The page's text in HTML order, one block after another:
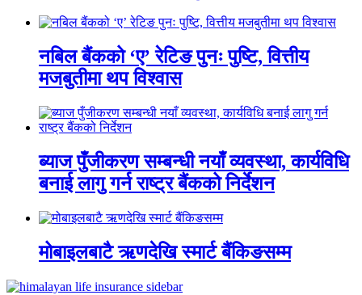
नबिल बैंकको ‘ए’ रेटिङ पुनः पुष्टि, वित्तीय
मजबुतीमा थप विश्वास
ब्याज पुँजीकरण सम्बन्धी नयाँ व्यवस्था, कार्यविधि
बनाई लागु गर्न राष्ट्र बैंकको निर्देशन
मोबाइलबाटै ऋणदेखि स्मार्ट बैंकिङसम्म